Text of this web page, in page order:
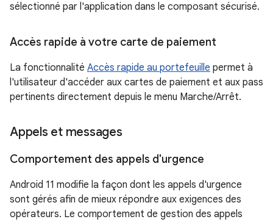
sélectionné par l'application dans le composant sécurisé.
Accès rapide à votre carte de paiement
La fonctionnalité Accès rapide au portefeuille permet à
l'utilisateur d'accéder aux cartes de paiement et aux pass
pertinents directement depuis le menu Marche/Arrêt.
Appels et messages
Comportement des appels d'urgence
Android 11 modifie la façon dont les appels d'urgence
sont gérés afin de mieux répondre aux exigences des
opérateurs. Le comportement de gestion des appels